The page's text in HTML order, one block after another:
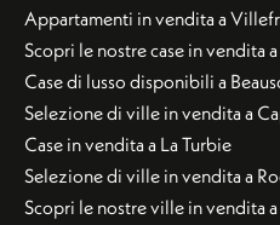
Appartamenti in vendita a
Scopri le nostre case in vendita
Case di lusso disponibili a
Selezione di ville in vendita a
Case in vendita a La Turbie
Selezione di ville in vendita a
Scopri le nostre ville in vendita